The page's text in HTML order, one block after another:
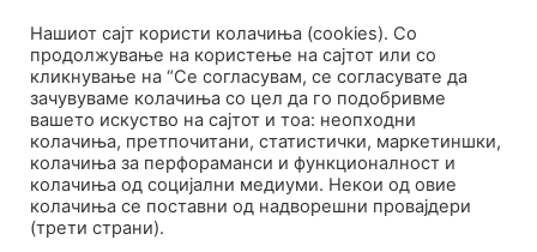
изворот и авторот со вметнување на директна интернет-врска
(линк) до оригиналната содржина на „avtoplus.mk". При
добивање на одобрување од редакцијата за превземање на
текст, може да се превземе само дел од новинарско дело
насловот, придружната фотографија (односно насловната
фотографија) и воведниот дел на текстот, познат како „лид".
Преземање содржини од „avtoplus.mk" надвор од овие услови
не е дозволено и подложи на санкционирање согласно
Законот за авторски и сродни права.
Developed by PROCESS IN. Hosted byGoHost.
Нашиот сајт користи колачиња (cookies). Со
продолжување на користење на сајтот или со
кликнување на “Се согласувам, се согласувате да
зачувуваме колачиња со цел да го подобривме
вашето искуство на сајтот и тоа: неопходни
колачиња, претпочитани, статистички, маркетиншки,
колачиња за перфораманси и функционалност и
колачиња од социјални медиуми. Некои од овие
колачиња се поставни од надворешни провајдери
(трети страни).